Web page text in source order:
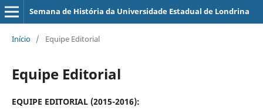
Semana de História da Universidade Estadual de Londrina
Início / Equipe Editorial
Equipe Editorial
EQUIPE EDITORIAL (2015-2016):